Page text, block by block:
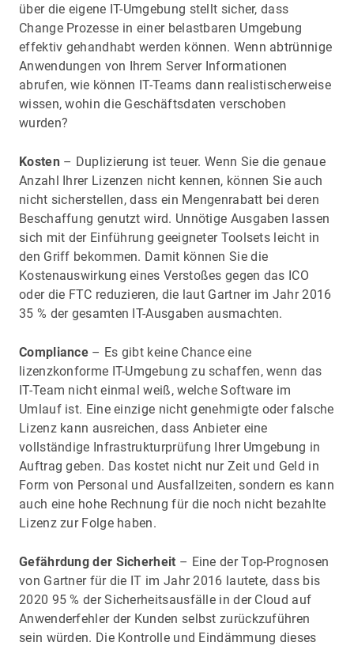
über die eigene IT-Umgebung stellt sicher, dass
Change Prozesse in einer belastbaren Umgebung
effektiv gehandhabt werden können. Wenn abtrünnige
Anwendungen von Ihrem Server Informationen
abrufen, wie können IT-Teams dann realistischerweise
wissen, wohin die Geschäftsdaten verschoben
wurden?
Kosten – Duplizierung ist teuer. Wenn Sie die genaue
Anzahl Ihrer Lizenzen nicht kennen, können Sie auch
nicht sicherstellen, dass ein Mengenrabatt bei deren
Beschaffung genutzt wird. Unnötige Ausgaben lassen
sich mit der Einführung geeigneter Toolsets leicht in
den Griff bekommen. Damit können Sie die
Kostenauswirkung eines Verstoßes gegen das ICO
oder die FTC reduzieren, die laut Gartner im Jahr 2016
35 % der gesamten IT-Ausgaben ausmachten.
Compliance – Es gibt keine Chance eine
lizenzkonforme IT-Umgebung zu schaffen, wenn das
IT-Team nicht einmal weiß, welche Software im
Umlauf ist. Eine einzige nicht genehmigte oder falsche
Lizenz kann ausreichen, dass Anbieter eine
vollständige Infrastrukturprüfung Ihrer Umgebung in
Auftrag geben. Das kostet nicht nur Zeit und Geld in
Form von Personal und Ausfallzeiten, sondern es kann
auch eine hohe Rechnung für die noch nicht bezahlte
Lizenz zur Folge haben.
Gefährdung der Sicherheit – Eine der Top-Prognosen
von Gartner für die IT im Jahr 2016 lautete, dass bis
2020 95 % der Sicherheitsausfälle in der Cloud auf
Anwenderfehler der Kunden selbst zurückzuführen
sein würden. Die Kontrolle und Eindämmung dieses